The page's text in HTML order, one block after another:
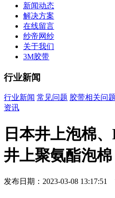
新闻动态
解决方案
在线留言
纱帝网纱
关于我们
3M胶带
行业新闻
行业新闻 常见问题 胶带相关问题
资讯
日本井上泡棉
井上聚氨酯泡棉
发布日期：2023-03-08 13:17:51